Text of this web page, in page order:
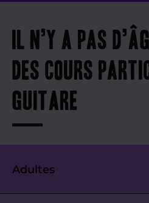
Il n’y a pas
des cours
guitare
Adultes